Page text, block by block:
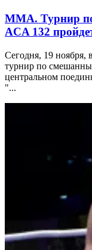
MMA. Турнир
ACA 132
Сегодня, 19 ноября,
турнир по
центральном
"...